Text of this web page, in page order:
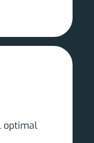
optimal